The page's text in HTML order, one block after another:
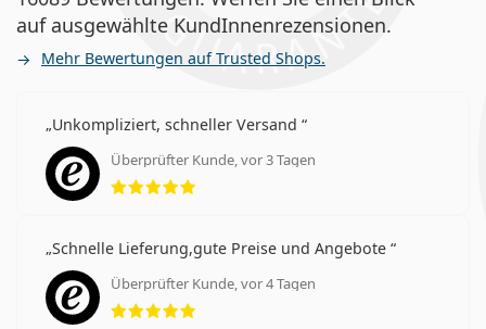
auf ausgewählte KundInnenrezensionen.
Mehr Bewertungen auf Trusted Shops.
Unkompliziert, schneller Versand
Überprüfter Kunde, vor 3 Tagen
Bewertung 5 aus 5
Schnelle Lieferung,gute Preise und Angebote
Überprüfter Kunde, vor 4 Tagen
Bewertung 5 aus 5